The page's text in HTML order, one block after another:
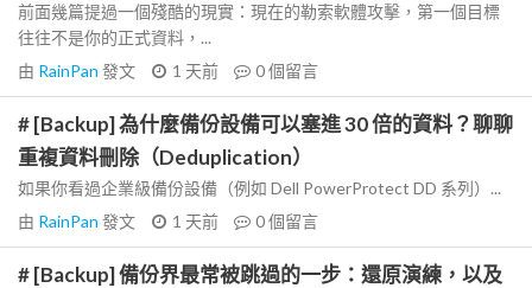
前面幾篇提過一個殘酷的現實：現在的勒索軟體攻擊，第一個目標
往往不是你的正式資料，...
由 RainPan 發文 1 天前 0個留言
# [Backup] 為什麼備份設備可以塞進 30 倍的資料？聊聊
重複資料刪除（Deduplication）
如果你看過企業級備份設備（例如 Dell PowerProtect DD 系列）...
由 RainPan 發文 1 天前 0個留言
# [Backup] 備份界最常被跳過的一步：還原演練，以及